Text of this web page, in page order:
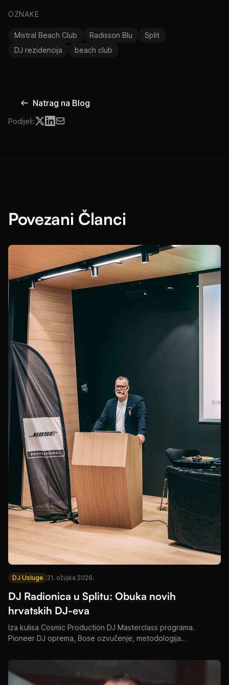
OZNAKE
Mistral Beach Club Radisson Blu
Split
DJ rezidencija
beach club
Natrag na Blog
Podijeli:
Povezani Članci
DJ Usluge 21. ožujka 2026.
DJ Radionica u Splitu: Obuka novih
hrvatskih DJ-eva
Iza kulisa Cosmic Production DJ Masterclass programa.
Pioneer DJ oprema, Bose ozvučenje, metodologija